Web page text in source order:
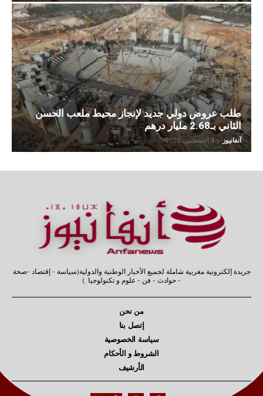
طلب عروض دولي جديد لإنجاز محيط ملعب الحسن
الثاني بـ2.68 مليار درهم
آنفانيوز - 4 أغسطس، 2026
جريدة إلكترونية مغربية شاملة لجميع الأخبار الوطنية والدولية(سياسة - إقتصاد -صحة
- حوادث - فن - علوم و تكنولوجيا .)
من نحن
إتصل بنا
سياسة الخصوصية
الشروط و الأحكام
الأرشيف